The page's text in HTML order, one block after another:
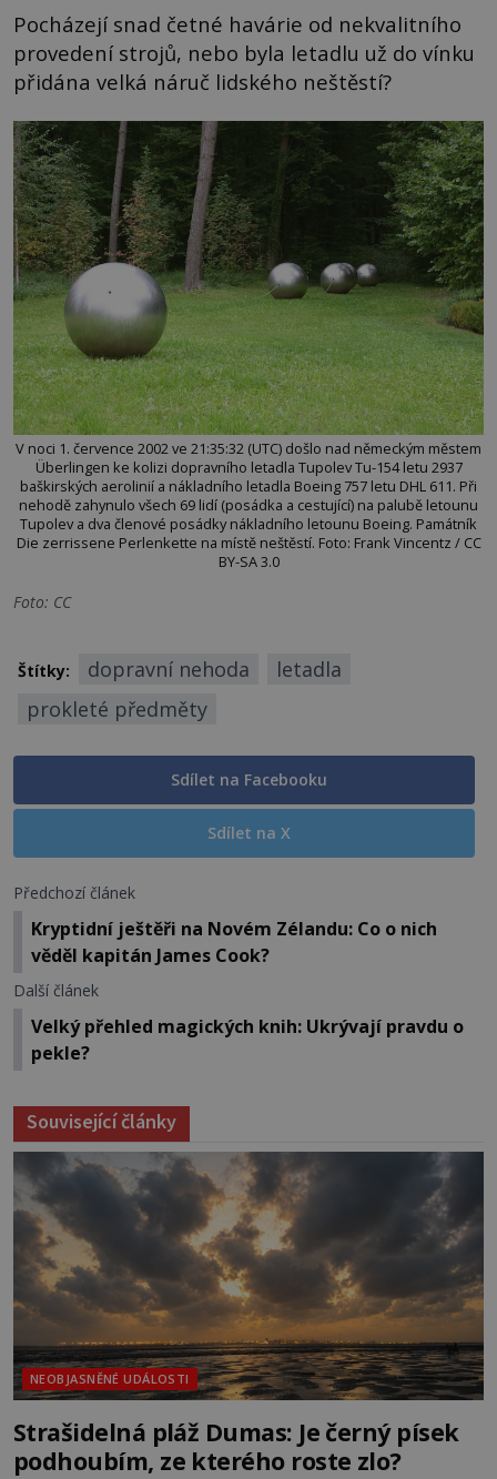
Pocházejí snad četné havárie od nekvalitního
provedení strojů, nebo byla letadlu už do vínku
přidána velká náruč lidského neštěstí?
V noci 1. července 2002 ve 21:35:32 (UTC) došlo nad německým městem
Überlingen ke kolizi dopravního letadla Tupolev Tu-154 letu 2937
baškirských aerolinií a nákladního letadla Boeing 757 letu DHL 611. Při
nehodě zahynulo všech 69 lidí (posádka a cestující) na palubě letounu
Tupolev a dva členové posádky nákladního letounu Boeing. Památník
Die zerrissene Perlenkette na místě neštěstí. Foto: Frank Vincentz / CC
BY-SA 3.0
Foto: CC
Štítky: dopravní nehoda
letadla
prokleté předměty
Sdílet na Facebooku
Sdílet na X
Předchozí článek
Kryptidní ještěři na Novém Zélandu: Co o nich
věděl kapitán James Cook?
Další článek
Velký přehled magických knih: Ukrývají pravdu o
pekle?
Související články
NEOBJASNĚNÉ UDÁLOSTI
Strašidelná pláž Dumas: Je černý písek
podhoubím, ze kterého roste zlo?